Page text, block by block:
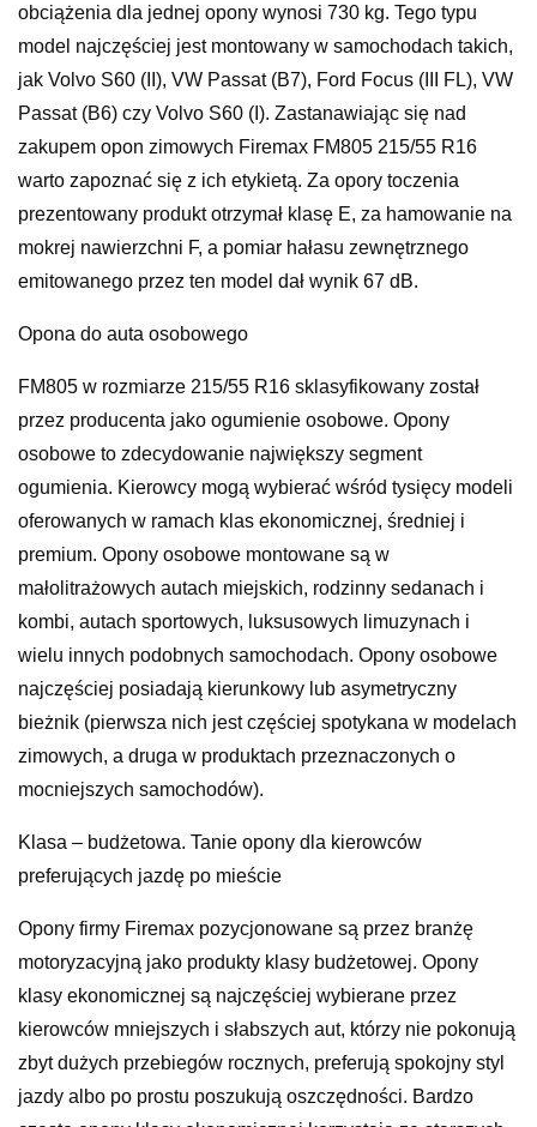
obciążenia dla jednej opony wynosi 730 kg. Tego typu
model najczęściej jest montowany w samochodach takich,
jak Volvo S60 (II), VW Passat (B7), Ford Focus (III FL), VW
Passat (B6) czy Volvo S60 (I). Zastanawiając się nad
zakupem opon zimowych Firemax FM805 215/55 R16
warto zapoznać się z ich etykietą. Za opory toczenia
prezentowany produkt otrzymał klasę E, za hamowanie na
mokrej nawierzchni F, a pomiar hałasu zewnętrznego
emitowanego przez ten model dał wynik 67 dB.
Opona do auta osobowego
FM805 w rozmiarze 215/55 R16 sklasyfikowany został
przez producenta jako ogumienie osobowe. Opony
osobowe to zdecydowanie największy segment
ogumienia. Kierowcy mogą wybierać wśród tysięcy modeli
oferowanych w ramach klas ekonomicznej, średniej i
premium. Opony osobowe montowane są w
małolitrażowych autach miejskich, rodzinny sedanach i
kombi, autach sportowych, luksusowych limuzynach i
wielu innych podobnych samochodach. Opony osobowe
najczęściej posiadają kierunkowy lub asymetryczny
bieżnik (pierwsza nich jest częściej spotykana w modelach
zimowych, a druga w produktach przeznaczonych o
mocniejszych samochodów).
Klasa – budżetowa. Tanie opony dla kierowców
preferujących jazdę po mieście
Opony firmy Firemax pozycjonowane są przez branżę
motoryzacyjną jako produkty klasy budżetowej. Opony
klasy ekonomicznej są najczęściej wybierane przez
kierowców mniejszych i słabszych aut, którzy nie pokonują
zbyt dużych przebiegów rocznych, preferują spokojny styl
jazdy albo po prostu poszukują oszczędności. Bardzo